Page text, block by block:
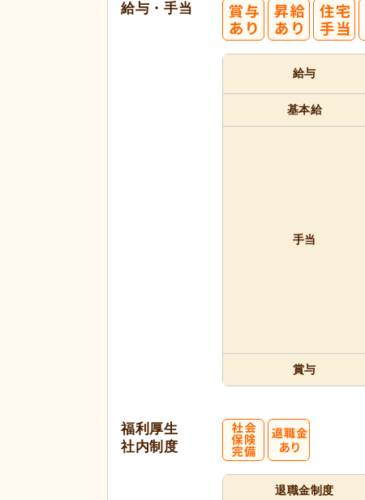
給与・手当
給与
基本給
手当
賞与
福利厚生
社内制度
退職金制度